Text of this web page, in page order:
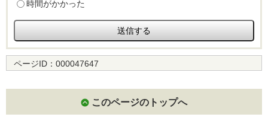
時間がかかった
ページID： 000047647
このページのトップへ